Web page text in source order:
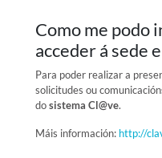
Como me podo
acceder á sede
Para poder realizar a
solicitudes ou
dosistema Cl@ve.
Máis información: http://